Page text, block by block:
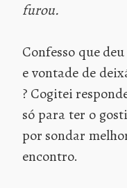
furou.
Confesso que
e vontade de
? Cogitei
só para ter o
por sondar
encontro.